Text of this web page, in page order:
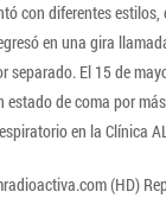
con diferentes
en una gira
separado. El 15 de
de coma por
en la Clínica
(HD)